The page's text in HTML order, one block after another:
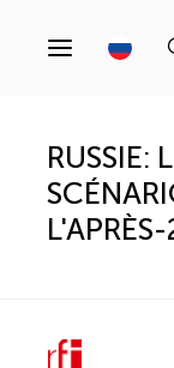
RUSSIE: